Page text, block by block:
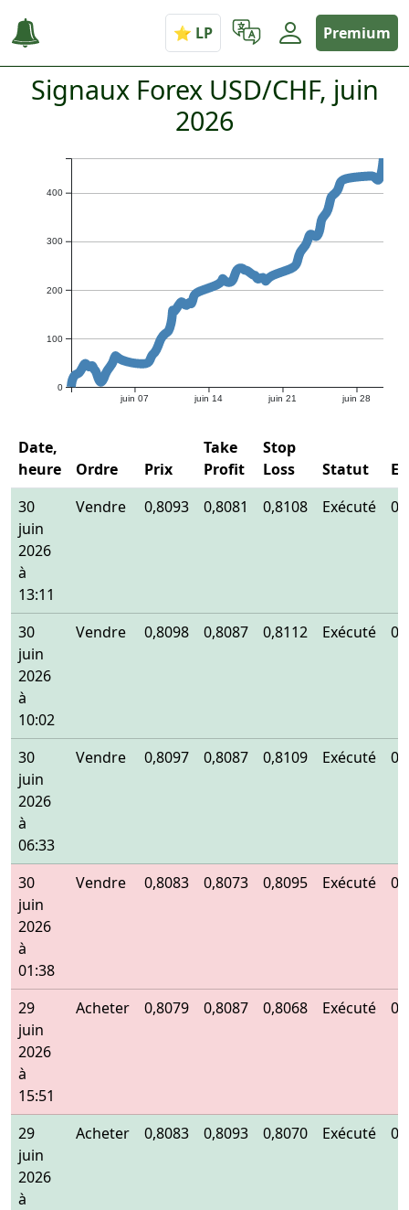
Premium
Signaux Forex USD/CHF, juin
2026
juin 07 juin 14 juin 21 juin 28
0
100
200
300
400
Date,
heure
Ordre Prix
Take
Profit
Stop
Loss
Statut
30
juin
2026
à
13:11
Vendre 0,8093 0,8081 0,8108 Exécuté
30
juin
2026
à
10:02
Vendre 0,8098 0,8087 0,8112 Exécuté
30
juin
2026
à
06:33
Vendre 0,8097 0,8087 0,8109 Exécuté
30
juin
2026
à
01:38
Vendre 0,8083 0,8073 0,8095 Exécuté
29
juin
2026
à
15:51
Acheter 0,8079 0,8087 0,8068 Exécuté
29
juin
2026
à
Acheter 0,8083 0,8093 0,8070 Exécuté